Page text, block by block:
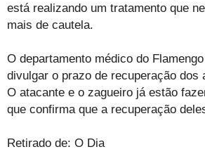
está realizando um tratamento que
mais de cautela.
O departamento médico do
divulgar o prazo de recuperação dos
O atacante e o zagueiro já estão
que confirma que a recuperação
Retirado de: O Dia